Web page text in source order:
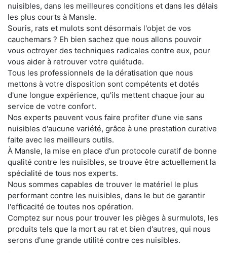
nuisibles, dans les meilleures conditions et dans les délais
les plus courts à Mansle.
Souris, rats et mulots sont désormais l'objet de vos
cauchemars ? Eh bien sachez que nous allons pouvoir
vous octroyer des techniques radicales contre eux, pour
vous aider à retrouver votre quiétude.
Tous les professionnels de la dératisation que nous
mettons à votre disposition sont compétents et dotés
d'une longue expérience, qu'ils mettent chaque jour au
service de votre confort.
Nos experts peuvent vous faire profiter d'une vie sans
nuisibles d'aucune variété, grâce à une prestation curative
faite avec les meilleurs outils.
À Mansle, la mise en place d'un protocole curatif de bonne
qualité contre les nuisibles, se trouve être actuellement la
spécialité de tous nos experts.
Nous sommes capables de trouver le matériel le plus
performant contre les nuisibles, dans le but de garantir
l'efficacité de toutes nos opération.
Comptez sur nous pour trouver les pièges à surmulots, les
produits tels que la mort au rat et bien d'autres, qui nous
serons d'une grande utilité contre ces nuisibles.